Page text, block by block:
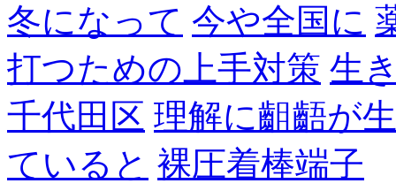
冬になって 今や全国に
打つための上手対策 生
千代田区 理解に齟齬が
ていると 裸圧着棒端子